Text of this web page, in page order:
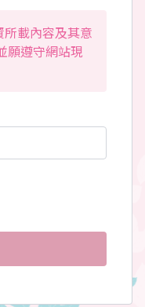
現有與未來衍生
間基於需要修改
個別通知會員，
您於任何修改或
能衍生，屬於本
流平台之所有網
但不限於商品買
他方式進行商品
情形，增加、修
載內容及其意
願遵守網站現